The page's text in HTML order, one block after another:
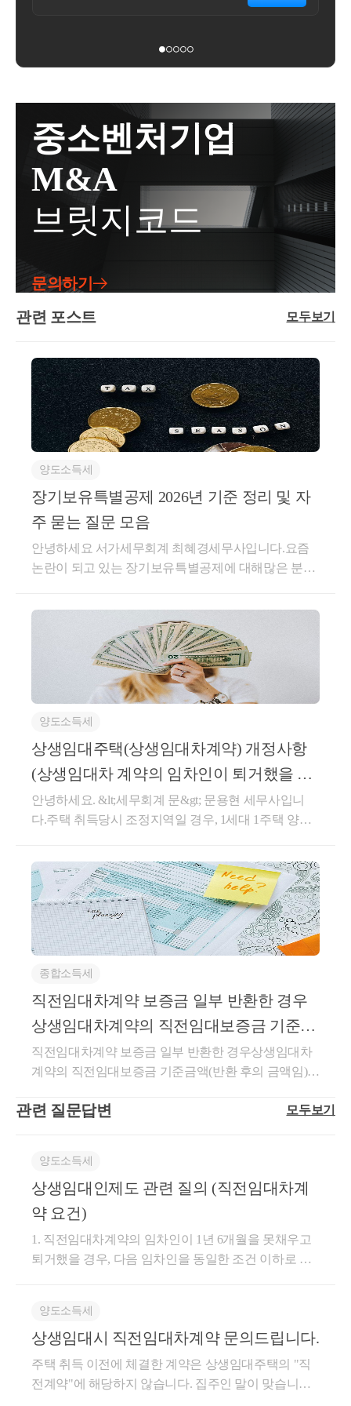
해야 합니다
(4) 상생임대차계약은 2년 이상 임대하여야 하며,
정산 방법은기존 증여재산가액 + 이번 상속재산가액
의10% ~ 50% 세율을 적용하는 것입니다.그래서 20억
원이 아닌 10억원 + 추가 상속재산의 합에 대한상속세
를 납부하게 됩니다.이 제도의 가장 큰 장점이 이 부분
입니다.증여시점에 자녀는 재산이 충분하지 않을 수
있기에증여세에 대한 과세를 상속 시점으로 이연시켜
주면서자연스럽게 자녀의 재산 축적을 도와주는 효과
가 있습니다.그리고 추후 상속이 일어난 경우,상속세
재원 마련 등의 사업적 기반,그리고 재산적 기반을 만
들어주게 되는거죠.물론 재산가액 가치도 증여 시점을
그대로 인용하고요.당연히 가업승계의 요건이 있고,가
업승계를 받은 뒤 자녀는 5년 이내가업을 승계 받고 실
안되는사후관리 요건을 엄격하게 진행해야 합니다.가
업상속공제모든 상속과 증여 이슈는부모님이 살아계
시는 현재 진행하는 것이 가장 좋은데요.가업상속도
마찬가지로상속 시점에 가업상속공제 에 대한 규정이
있지만,위의 증여세 과세특례에 비해사후관리가 매우
엄격한 부분이 있습니다.그럼에도 상속 공제액이 매우
크고 (600억까지)요건을 모두 갖추어 공제를 받을 수
있다면,이후 정산이 되는 등 과세를 뒤로 미루는 것이
아닌실제 바로 공제가 되는 것이기 때문에 세금이 나
오지 않게 됩니다.또한 법인만 가능했던 증여세 과세
특례와 달리개인사업자의 가업승계시에도가업상속공
제가 가능합니다.가업상속공제란,요건을 갖춘 가업,
출자 지분 등을 기준으로상속세에서 제외시켜주는 '공
제'를 해주겠다는 내용입니다.이때 가업은중소기업,
중견기업의 요건을 지켜야 하며또한 가업상속공제가
적용되는 업종이 따로 있습니다.가업의 요건과 피상속
인, 상속인의 요건은 다음과 같습니다.굉장히 파격적
업상속공제를 노려봄직도 하지만,한가지 걸리는 점은
사후관리가 매우 엄격하다는 것입니다.5년 이내1) 해
당 가업용 자산의 40% 이상을 처분한 경우2) 해당 상속
상속인의 지분이 감소된 경우4) 정규직 근로자 수 혹은
총급여액의 평균이 상속 전 기준보다 90% 미달하는 경
문제가 클 수 있는데요.중소, 중견기업에서근로자를
채용하는 것도 점점 어려워지고근로자의 고용을 유지
하는 것도 점점 어려워지는 상황이기 때문에 그렇습니
다.이 부분이 지켜지지 않는다면수억원, 수십억원의
상속세가 가산세와 함께추징될 수 있는 리스크가 있습
업을자녀에게 승계할 때는 많은 고민과 노력이 필요한
것 같습니다.그래도 어떤 특례 제도나 지원 사업 등이
다면시도해보는 것이 좋습니다.가장 큰 리스크는 무것
도 하지 않고,갑작스럽게 상속 등을 맞이하는 경우이
기 때문입니다.긴 글 읽어주셔서 감사합니다.상담이
필요하시면 아래로 연락주시면 됩니다.최혜경 세무사
이며,동일세대라면 상속을 받았다 하더라도 상속 전/
후 모두동일 세대 기준으로 양도세 비과세를 판단하기
때문에별도 세대가 상속받은 경우 해당 비과세가 가능
합니다.3번 요건선순위상속주택에 해당하여야 합니
다.선순위 상속주택이란,돌아가신 분이 주택이 2채 이
상 있었다면그 중 아래 판단에 따라 선순위 1채만 비과
세 혜택이 가능하다는 의미입니다.선순위 상속주택은
다음과 같이 판단합니다.① 피상속인의 소유기간이 가
장 긴 주택② 피상속인의 거주기간이 가장 긴 주택③
피상속인이 상속개시일 현재 거주한 주택④ 기준시가
가 가장 높은 주택이 비과세 특례는,별도세대인 1주택
동상속주택으로 인한 비과세 특례 (소득령 제155조 제
3항)이 비과세 특례는&lt;공동상속&gt; 받은 경우 적용
되는 특례인데요.상속주택을 형제 혹은 부모/자녀 간
공동으로 지분을 상속받는 경우가 굉장히 많은데요.이
경우, 공동상속주택을 소수지분권자인 경우에 한하여
소유하고 있는 일반주택을 양도할 때 1주택자로 보아
비과세가 가능합니다.별도세대인 피상속인으로부터
지 않을 것양도일 현재 일반주택은 2년 이상 보유요건
을 충족할 것2번 요건.일단 주된 상속인에 해당되지 않
아야 하는데요.상속 주택을 지분별로 받은 경우주된
소수지분권자에게만 가능한 특례입니다.주된 상속인
판단 기준은 아래와 같습니다.① 상속지분이 가장 큰
자② 상속주택에 거주하는 자③ 최연장자이 비과세 특
례에 중요한 점은,위에 상속주택 특례처럼상속 주택을
취득할 때 보유하여야 함이라는 조건 자체가 없습니
다.즉, 비과세를 받고자 하는 일반주택은추후 취득한
주택도 비과세가 가능하게 됩니다.① 공동상속주택 +
② 일반주택 취득 → 일반주택 양도시 비과세(소수지
분권자)소수지분권자에대한 비과세 특례 또한선순위
주택에 한하여 적용하게 됩니다.만약 자녀 2분이 각각
1주택이 있는 상황에서부모님 1주택을 소유하고 있는
경우에지분을 51% : 49% 로 한다면,지분이 큰 주된 상
자인 상속인은 공동상속주택으로 인한 비과세 특례를
받을 수 있을 여지가 있습니다.이 비과세 특례는가족
간 공동 상속받은 경우 일부 지분을 가지고 있되,내가
보유한 주택에 대한 비과세 요건을 충족시키고자 할
때요긴하게 활용 될 수 있습니다.상속받은 주택 중과
유한 경우중과 배제 혜택이 있는지 살펴볼까요?155조
2항, 즉 선순위 상속주택에 대한단독상속권자 혹은 공
동상속 최대지분권자의 경우에해당하는 &lt;상속 주택
수에서 배제 됩니다.1세대 1주택 비과세가 된다는 것
과중과가 배제된다는 것은 다른데요.예컨데 상속주택
주택 -&gt; 일반주택 매도시일반주택이 조정지역에 위
내 양도한다면, 주택 수에서 제외시켜중과세가 아닌
속주택의 경우에도상속지분이 가장 큰 상속인의 소유
로 하여 주택 수를 계산하게 됩니다.주된 상속인 - 주택
수 포함소수지분권자 - 주택 수 미포함즉 소수지분권
자의 경우에도비과세가 불가능하다면,중과세가 아닌
서는이 중과세 배제 또한 엄밀히 따져볼만한 규정입니
다.상속받은 주택을 보유하고 있는 경우,요건에 잘 맞
때 전략을 잘 짜신다면각각 비과세를 받을 수 있는데
요.요건이 까다롭기 때문에자세한 내용은 상담을 통해
조건부 1주택자 포함)유주택자는 0% (대출 불가) 규제
0%, 유주택자가 60% 인 것과는대출 폭이 현저히 줄어
든다는 것을 알 수 있습니다.전세대출의 경우소유권
이전 조건부 전세대출은 금지되어매수자가 전세보증
금으로 매매 잔금을 대체하는갭투자 형태의 거래는 차
단이 되게 됩니다.세제조정지역의 다주택자의 경우취
득 / 양도 모두 문제가 될 수 있습니다.조정지역 내 물
건을 다주택자가취득하게 된다면,2주택은 8%, 3주택
은 12%의 취득세를 부과하게 됩니다.조정지역 내 물건
을 다주택자가양도하게 된다면,양도소득세 중과 (2주
택 20%, 3주택 30% up)장기보유특별공제를 전면 배제
하게 됩니다.양도세에서는 장특공제의 공제율이 세액
이가 날 수 있습니다.또한 조정지역 내 물건을 매수하
신다면,보유요건 뿐만 아니라 거주요건 2년을 필수적
으로 충족해야만1세대 1주택 비과세가 가능해집니다.
토지거래허가토지거래허가구역에서는부동산 계약하
시는 것이상당히 기간도 길어지고 사안이 복잡해지게
됩니다.토허제 지역의 집을 사기 위해서는약정서를 쓴
장조사를 통해허가 or 불허가 의 결정을 내립니다.개인
간의 결정인데 구청의 허가가 떨어지지 못하면계약 이
행 등기가 불가능합니다. 즉 못 사는거죠.토허제에서
허가를 받기 위해서는무조건 실거주를 해야 하며 (갭
한마디로 계약이 매우 복잡해지는 것입니다.또한 자금
조달계획서의 이슈가 있습니다.조정지역 및 투기과열
지구 내 주택을 취득하시게 되면자금조달계획서 및 입
주계획 신고 의무는 물론증빙자료에 대한 제출 의무도
있습니다.부동산을 사면서 구청 등에잔액 예금 증명
서, 대출 증명서, 차용증, 증여신고서 등을필수적으로
제출해야 합니다.조정 지역 이외에는 6억원 기준으로
자금조달계획서에 대한 제출의무가 있는데요.조정 지
역에서는 금액과 관계없이모든 매수자는 자금조달계
획서를 필수적으로 제출해야 합니다.자금조달계획서
는 신고가 되지 않은 수익에 대한 리스크를 안고 있고,
어올 수 있기 때문에문제가 되는 자산의 흐름이 있다
면,세무사를 통해 꼭 사전 상담을 진행하시기를 권해
드립니다.기타 사항전매조정지역 내 주택은 수도권 3
년 지방 1년 간의 전매 제한이 있으며오피스텔 또한 1
년의 전매 제한 규정을 적용합니다.청약조정지역에서
청약을 받게 되면,재담청 제한이 7년,투기과열지구는
10년 이 적용됩니다.현재 모든 조정지역이 투기과열지
구 이기 때문에10년의 재담청 제한을 적용받게 됩니
다.재건축 재개발 정비사업조정지역 내 재건축 재개발
의 경우 주택 공급수를 1주택으로 제한합니다.1+1 입
주권 등에 이슈가 생기겠습니다.또한 투기과열지구 내
조합인가일 혹은 관처일 이후에 부터는조합원의 지위
재담청 제한도 5년간 규제가 적용됩니다.화성 동탄은
지역 내에주택을 매도하시거나 매수하실 계획이 있으
추천 드립니다.간단하게 궁금하신 사항 있으시면가볍
게 문자 보내주셔도 되시고,세무 상담이 필요하시다면
예약을 통해 진행하시면 됩니다.긴 글 읽어주셔서 감
사합니다.서가세무회계 최혜경세무사 드림.
중소벤처기업
M&A
브릿지코드
문의하기
관련 포스트
모두보기
양도소득세
장기보유특별공제 2026년 기준 정리 및 자
주 묻는 질문 모음
안녕하세요 서가세무회계 최혜경세무사입니다.요즘
논란이 되고 있는 장기보유특별공제에 대해많은 분들
0% / 80% 룰입니다.일반 토지, 건물, 주택 매도시3년 이
상 보유한 기간부터 2% 씩최대 15년간 30%의 장특공
을 부여합니다.그런데 1세대 1주택 비과세인 경우,장
기보유특별공제를 다르게 계산하는데요.12억 미만 주
택을 매도할 때에는 비과세의 경우세금이 안나와서 상
관이 없지만12억 초과 고가주택을 매도할 때는비과세
여도 일부 차익에 대해 세금이 나오기 때문에장기보유
특별공제를 더욱 높이 적용해줍니다.즉, 1세대 1주택
0%의 큰 혜택이 있게 됩니다.양도차익이 10억을 초과
하더라도그 중 비과세 차익 제외하여 대략 50% 기준으
로 과세된다고 하면5억원 중 80% 는 장특공제로 제외
세액으로 내는 것입니다.요즘 논란의 중심은아무리 1
주택자라 하더라도너무 과하게 세금을 줄여주는 것이
아니냐는혹은 비거주 1주택자에게 혜택을 주지 말자
는논의로 장특공이 변경될 수 있다는 것입니다.현재로
서는보유기간 10년에 대한 40% 는 제외하고거주기간
10년에 대해서만 적용하든지그 절충안을 검토 중인 것
으로 보이나구체적인 계획안 조차 나온 것이 없어서섣
불리 판단하기는 어려운 문제로 보입니다.그렇다면 이
러한 장기보유특별공제,양도세 세제상 비과세 와 더불
이 되는지, 특수한 케이스 (상속, 증여, 이혼 등)어떻게
적용되는지 확인해보도록 하겠습니다.장기보유특별
세히 법령으로 살펴 보면일반 건물, 토지, 주택 등 부동
는 기본 공제를우리는 &lt;표1&gt; 에 따른 장기보유특
보유했다고 하여 장기보유특별공제를 받을 수 있습니
다.최소 3년부터 2%씩 적용되기 시작되며최대 15년까
지 최대 30%의 한도로 공제가 적용됩니다.보유기간이
1년 단위로 있는데 계산은 어떻게 하면 될까요?2018년
일에 양도시8년 이상 ~ 9년 미만 ▶ 16%이렇게 적용이
됩니다.그래서 잔금 날짜를 정하실 때 장기보유특별공
유리할 수 있습니다.다음은 표2를 보도록 하겠습니다.
표2의 경우,보다 복잡하게 되어있는데요.1세대 1주택
양도소득세
상생임대주택(상생임대차계약) 개정사항
(상생임대차 계약의 임차인이 퇴거했을 경
우)
안녕하세요. &lt;세무회계 문&gt; 문용현 세무사입니
다.주택 취득당시 조정지역일 경우, 1세대 1주택 양도
하셔야 합니다.다만, 아래에 해당하는 상생임대요건을
충족했다면 거주요건을 충족하지 않더라도 비과세를
적용받을 수 있습니다.★ 상생임대주택 내용 요약1)
'직전계약'대비 임대료를 5%이내 인상하면서 2년이상
임대2) '직전계약'이란 신규주택 취득 이후, 임차인과
본인이 직접 계약하고 1년 6개월 이상 임대할 것3) '21.1
2.20 이후 갱신하는 임대부터 적용4) '직전계약' 이후의
갱신기한은 '24.12.31까지소득세법 시행령 제155조의3
주택(제155조, 제155조의2, 제156조의2, 제156조의3 및
그 밖의 법령에 따라 1세대1주택으로 보는 경우를 포
함한다)을 소유한 1세대가 다음 각 호의 요건을 모두
경우에는 제154조제1항, 제155조제20항제1호 및 제159
을 받지 않는다.1. 1세대가 주택을 취득한 후 해당 주택
의 취득으로 임대인의 지위가 승계된 경우의 임대차계
약은 제외한다)대비 임대보증금 또는 임대료의 증가율
이 100분의 5를 초과하지 않는 임대차계약(이하 “상생
임대차계약”이라 한다)을 2021년 12월 20일부터2024년
약에 따라 임대한 기간이 2년 이상일 것4. 제1호에 따
른직전 임대차계약에 따라 임대한 기간이 1년 6개월
이상일 것④ 직전임대차계약 및 상생임대차계약에 따
른 임대기간을 계산할 때 임차인의 사정으로 임대를
계속할 수 없어 새로운 임대차계약을 체결하는 경우로
종합소득세
직전임대차계약 보증금 일부 반환한 경우
상생임대차계약의 직전임대보증금 기준금
액
직전임대차계약 보증금 일부 반환한 경우상생임대차
계약의 직전임대보증금 기준금액(반환 후의 금액임)서
4.29.생산일자 : 2024.04.25.요 지임대보증금 일부를 반
을 반환한 이후 금액임회 신귀 서면질의에 대해 아래
와 같이 회신합니다.주택 취득 후 직전임대차계약 기
간 중 임차인의 요청으로 전세보증금 일부를 반환한
항제1호의 직전임대차계약에 해당하고 상기 직전임대
차계약 대비 임대보증금 또는 임대료의 증가율이 5%
0일부터 2024년 12월 31일까지 체결하고 임대를 개시
제1항제1호의 상생임대차계약에 해당하는 것입니다.
1. 사실관계○’20.12월 주택 취득○’22.12월 직전임대차
계약 체결(2022.12.19.~2024.12.18., 보증금 10.5억원)○’2
관련 질문답변 모두보기
양도소득세
상생임대인제도 관련 질의 (직전임대차계
약 요건)
1. 직전임대차계약의 임차인이 1년 6개월을 못채우고
퇴거했을 경우, 다음 임차인을 동일한 조건 이하로 계
과 동일한 조건 또는 더 저렴한 조건으로 임대를 해야
한다는 것입니다. 상생임대계약을 체결할 때 5% 이내
로 인상하셔야 하는 것입니다. 이에 대해서 자세하게
작성한 글이니 참고하시면 도움이 될 것입니다. https://
양도소득세
상생임대시 직전임대차계약 문의드립니다.
주택 취득 이전에 체결한 계약은 상생임대주택의 "직
전계약"에 해당하지 않습니다. 집주인 말이 맞습니다.